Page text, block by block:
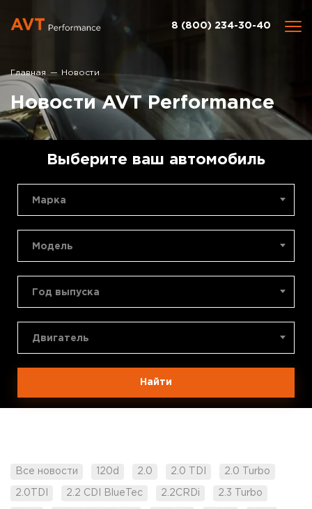
8 (800) 234-30-40
Главная Новости
Новости AVT Performance
Выберите ваш автомобиль
Марка
Модель
Год выпуска
Двигатель
Найти
Все новости 120d 2.0 2.0 TDI 2.0 Turbo
2.0TDI 2.2 CDI BlueTec 2.2CRDi 2.3 Turbo